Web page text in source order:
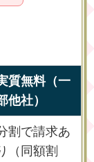
質無料（一
他社）
割で請求あ
（同額割